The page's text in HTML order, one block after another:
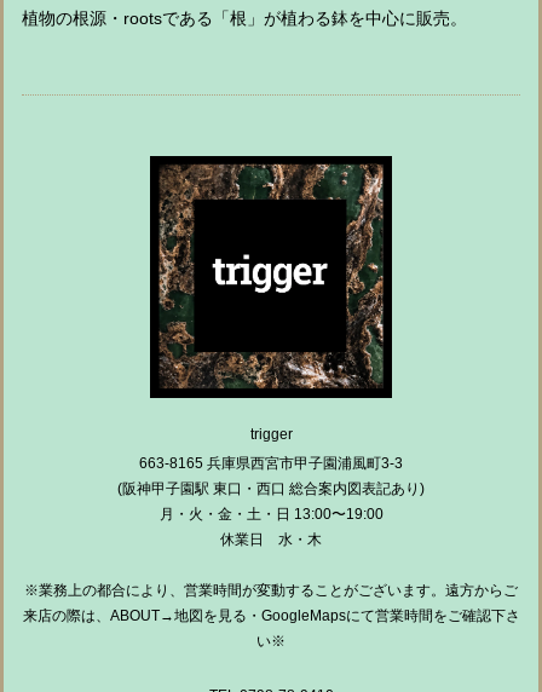
植物の根源・rootsである「根」が植わる鉢を中心に販売。
trigger
663-8165 兵庫県西宮市甲子園浦風町3-3
(阪神甲子園駅 東口・西口 総合案内図表記あり)
月・火・金・土・日 13:00〜19:00
休業日 水・木
※業務上の都合により、営業時間が変動することがございます。遠方からご
来店の際は、ABOUT→地図を見る・GoogleMapsにて営業時間をご確認下さ
い※